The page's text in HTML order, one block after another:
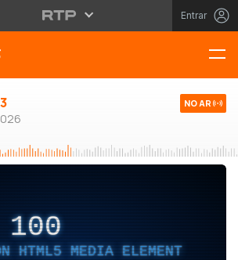
Entrar
NO AR
100
HTML5 MEDIA ELEMENT